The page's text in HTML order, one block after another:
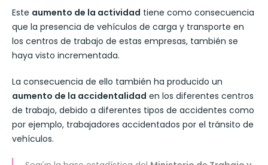
Este aumento de la actividad tiene como consecuencia
que la presencia de vehículos de carga y transporte en
los centros de trabajo de estas empresas, también se
haya visto incrementada.
La consecuencia de ello también ha producido un
aumento de la accidentalidad en los diferentes centros
de trabajo, debido a diferentes tipos de accidentes como
por ejemplo, trabajadores accidentados por el tránsito de
vehículos.